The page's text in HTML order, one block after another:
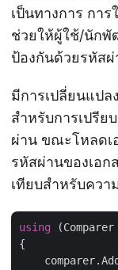
เป็นทางการ การ
ช่วยให้ผู้ใช้/นักพั
ป้องกันด้วยรหัสผ่
มีการเปลี่ยนแปล
สำหรับการเปรีย
ผ่าน ขณะโหลดเ
รหัสผ่านของเอก
เทียบสำหรับคว
using
{